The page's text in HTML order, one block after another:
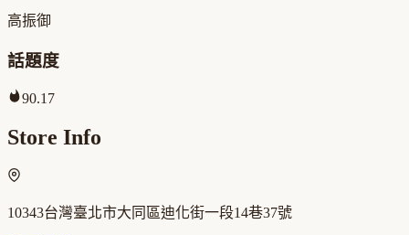
高振御
話題度
90.17
Store Info
10343台灣臺北市大同區迪化街一段14巷37號